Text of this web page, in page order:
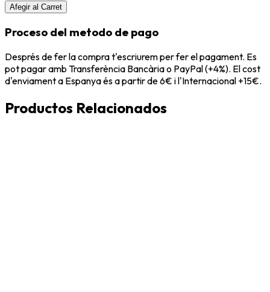
Afegir al Carret
Proceso del metodo de pago
Després de fer la compra t'escriurem per fer el pagament. Es
pot pagar amb Transferència Bancària o PayPal (+4%). El cost
d'enviament a Espanya és a partir de 6€ i l'Internacional +15€.
Productos Relacionados